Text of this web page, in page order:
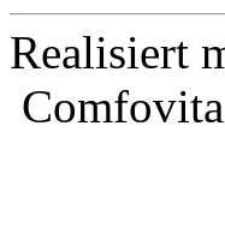
Realisiert